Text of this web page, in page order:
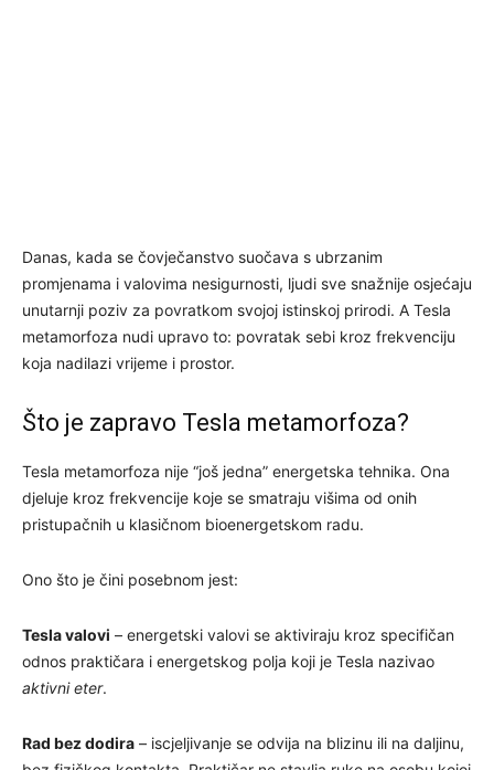
Danas, kada se čovječanstvo suočava s ubrzanim
promjenama i valovima nesigurnosti, ljudi sve snažnije osjećaju
unutarnji poziv za povratkom svojoj istinskoj prirodi. A Tesla
metamorfoza nudi upravo to: povratak sebi kroz frekvenciju
koja nadilazi vrijeme i prostor.
Što je zapravo Tesla metamorfoza?
Tesla metamorfoza nije “još jedna” energetska tehnika. Ona
djeluje kroz frekvencije koje se smatraju višima od onih
pristupačnih u klasičnom bioenergetskom radu.
Ono što je čini posebnom jest:
Tesla valovi – energetski valovi se aktiviraju kroz specifičan
odnos praktičara i energetskog polja koji je Tesla nazivao
aktivni eter.
Rad bez dodira – iscjeljivanje se odvija na blizinu ili na daljinu,